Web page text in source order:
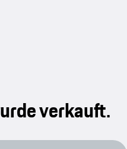
verkauft.